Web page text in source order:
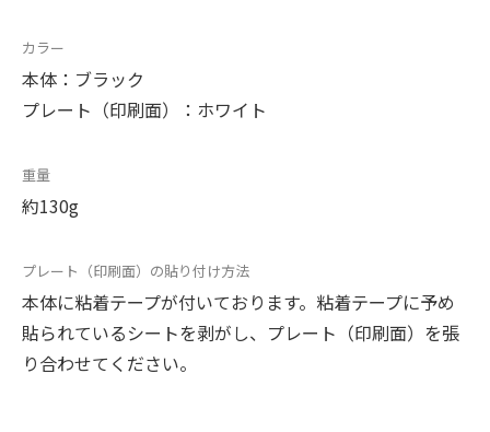
カラー
本体：ブラック
プレート（印刷面）：ホワイト
重量
約130g
プレート（印刷面）の貼り付け方法
本体に粘着テープが付いております。粘着テープに予め
貼られているシートを剥がし、プレート（印刷面）を張
り合わせてください。